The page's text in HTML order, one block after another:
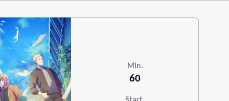
Min.
60